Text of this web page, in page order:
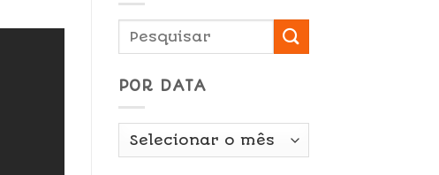
POR DATA
Por